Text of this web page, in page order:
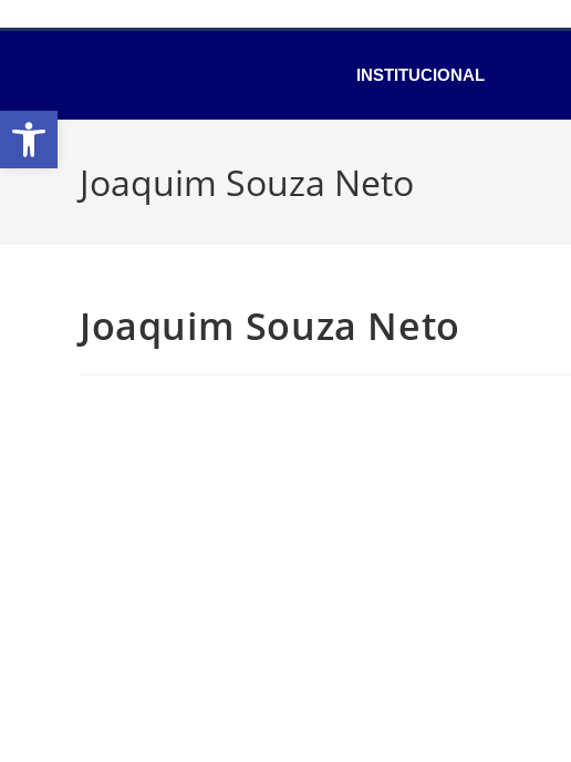
INSTITUCIONAL
Joaquim Souza Neto
Joaquim Souza Neto
Abrir a barra de ferramentas